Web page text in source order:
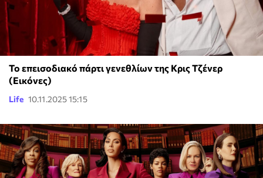
Το επεισοδιακό πάρτι γενεθλίων της Κρις Τζένερ
(Εικόνες)
Life 10.11.2025 15:15